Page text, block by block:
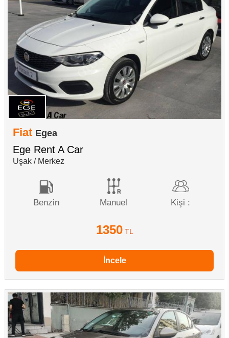
Fiat Egea
Ege Rent A Car
Uşak / Merkez
Benzin Manuel Kişi :
1350 TL
İncele